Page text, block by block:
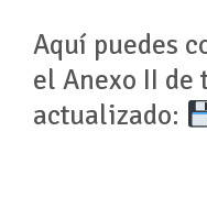
Aquí puedes
el Anexo II
actualizado: